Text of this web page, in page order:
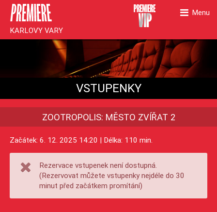
Menu
KARLOVY VARY
VSTUPENKY
ZOOTROPOLIS: MĚSTO ZVÍŘAT 2
Začátek: 6. 12. 2025 14:20 | Délka: 110 min.
Rezervace vstupenek není dostupná.
(Rezervovat můžete vstupenky nejdéle do 30
minut před začátkem promítání)